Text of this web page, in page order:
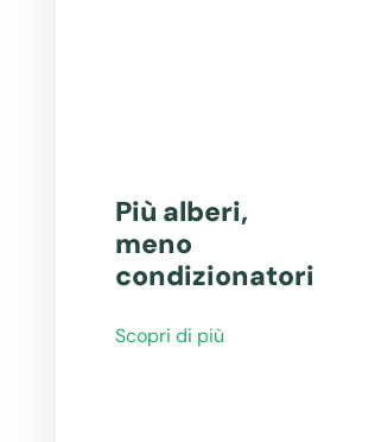
Più alberi,
meno
condizionatori
Scopri di più